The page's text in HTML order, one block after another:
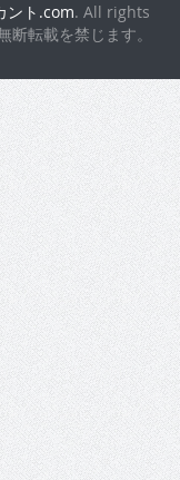
ント.com. All rights
転載を禁じます。